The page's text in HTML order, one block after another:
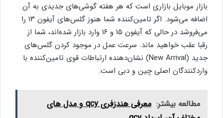
بازار موبایل بازاری است که هر هفته گوشی‌های جدیدی به آن
اضافه می‌شود. اگر تامین‌کننده شما هنوز گلس‌های آیفون ۱۳ را
می‌فروشد در حالی که آیفون ۱۵ و ۱۶ وارد بازار شده‌اند، شما از
رقبا عقب خواهید ماند. سرعت عمل در موجود کردن گلس‌های
جدید (New Arrival) نشان‌دهنده ارتباطات قوی تامین‌کننده با
واردکنندگان اصلی چین و دبی است.
مطالعه بیشتر:
معرفی هندزفری qcy و مدل های